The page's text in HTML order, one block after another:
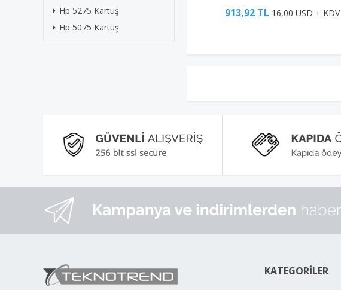
Hp 5275 Kartuş
Hp 5075 Kartuş
913,92 TL 16,00 USD + KDV
KATEGORİLER